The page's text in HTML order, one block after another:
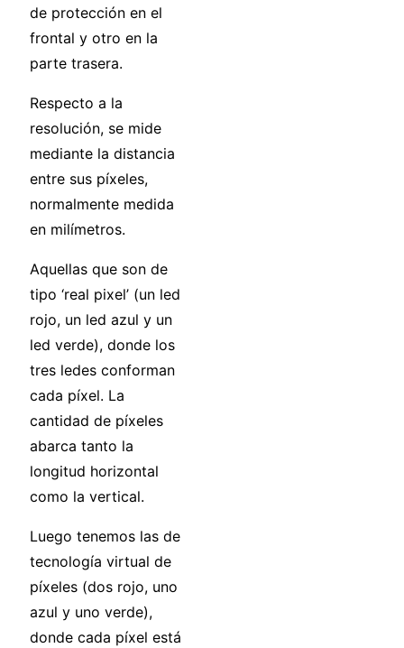
de protección en el
frontal y otro en la
parte trasera.
Respecto a la
resolución, se mide
mediante la distancia
entre sus píxeles,
normalmente medida
en milímetros.
Aquellas que son de
tipo ‘real pixel’ (un led
rojo, un led azul y un
led verde), donde los
tres ledes conforman
cada píxel. La
cantidad de píxeles
abarca tanto la
longitud horizontal
como la vertical.
Luego tenemos las de
tecnología virtual de
píxeles (dos rojo, uno
azul y uno verde),
donde cada píxel está